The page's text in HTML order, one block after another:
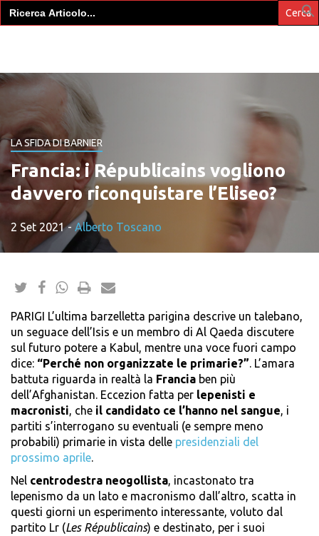
Search
for:
LA SFIDA DI BARNIER
Francia: i Républicains vogliono
davvero riconquistare l’Eliseo?
2 Set 2021-Alberto Toscano
PARIGI L’ultima barzelletta parigina descrive un talebano,
un seguace dell’Isis e un membro di Al Qaeda discutere
sul futuro potere a Kabul, mentre una voce fuori campo
dice: “Perché non organizzate le primarie?”. L’amara
battuta riguarda in realtà la Francia ben più
dell’Afghanistan. Eccezion fatta per lepenisti e
macronisti, che il candidato ce l’hanno nel sangue, i
partiti s’interrogano su eventuali (e sempre meno
probabili) primarie in vista delle presidenziali del
prossimo aprile.
Nel centrodestra neogollista, incastonato tra
lepenismo da un lato e macronismo dall’altro, scatta in
questi giorni un esperimento interessante, voluto dal
partito Lr (Les Républicains) e destinato, per i suoi